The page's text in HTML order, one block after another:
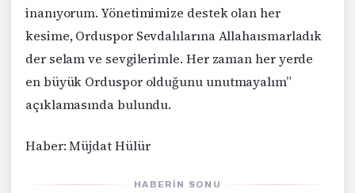
inanıyorum. Yönetimimize destek olan her
kesime, Orduspor Sevdalılarına Allahaısmarladık
der selam ve sevgilerimle. Her zaman her yerde
en büyük Orduspor olduğunu unutmayalım”
açıklamasında bulundu.
Haber: Müjdat Hülür
HABERIN SONU